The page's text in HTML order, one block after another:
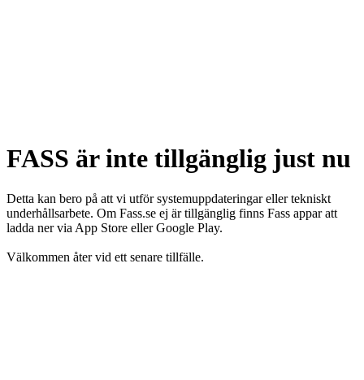
FASS är inte tillgänglig just nu
Detta kan bero på att vi utför systemuppdateringar eller tekniskt
underhållsarbete. Om Fass.se ej är tillgänglig finns Fass appar att
ladda ner via App Store eller Google Play.
Välkommen åter vid ett senare tillfälle.